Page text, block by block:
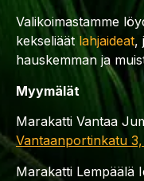
Valikoimastamme
kekseliäät lahjaideat,
hauskemman ja
Myymälät
Marakatti Vantaa
Vantaanportinkatu 3,
Marakatti Lempäälä